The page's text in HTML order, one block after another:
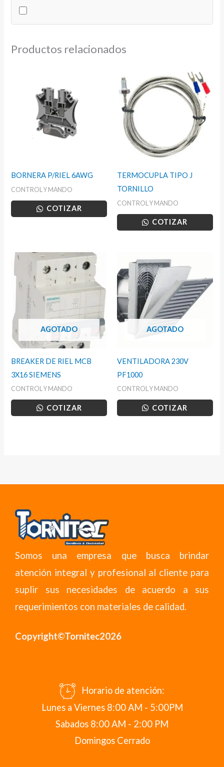
220V
cantidad
Productos relacionados
BORNERA P/RIEL 6AWG
CONTROL Y MANDO
COTIZAR
TERMOCUPLA TIPO J
TORNILLO
CONTROL Y MANDO
COTIZAR
AGOTADO
BREAKER DE RIEL MCB
3X16 SIEMENS
CONTROL Y MANDO
COTIZAR
AGOTADO
VENTILADORA 230V
PF1000
CONTROL Y MANDO
COTIZAR
Somos una empresa que busca brindar
atención integral y profesional al cliente para
suplir sus necesidades de acuerdo a sus
requerimientos con materiales de calidad.
Copyright©Tornitec2026
Horario de atención:
Lunes a Viernes 8:00 AM - 5:00PM
Sabados 8:00 AM - 2:00 PM
Domingos Cerrado